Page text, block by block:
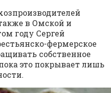
в Омской и
году Сергей
фермерское
собственное
это покрывает лишь